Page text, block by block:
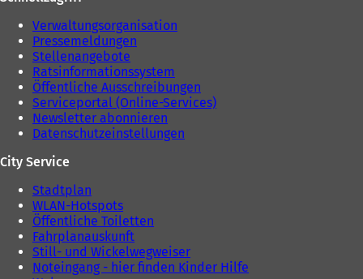
n
T
a
b
)
Verwaltungsorganisation
Pressemeldungen
Stellenangebote
Ratsinformationssystem
Öffentliche Ausschreibungen
Serviceportal (Online-Services)
Newsletter abonnieren
Datenschutzeinstellungen
City Service
Stadtplan
WLAN-Hotspots
Öffentliche Toiletten
Fahrplanauskunft
Still- und Wickelwegweiser
Noteingang - hier finden Kinder Hilfe